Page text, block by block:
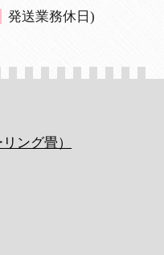
発送業務休日)
ング畳）